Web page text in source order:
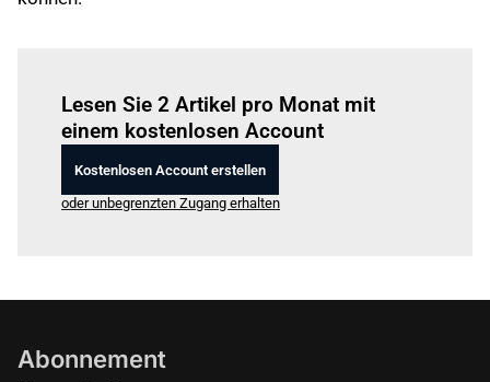
Lesen Sie 2 Artikel pro Monat mit
einem kostenlosen Account
Kostenlosen Account erstellen
oder unbegrenzten Zugang erhalten
Abonnement